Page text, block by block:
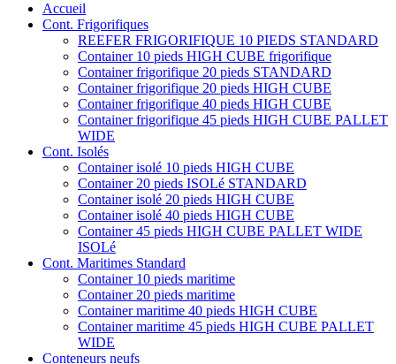
Accueil
Cont. Frigorifiques
REEFER FRIGORIFIQUE 10 PIEDS STANDARD
Container 10 pieds HIGH CUBE frigorifique
Container frigorifique 20 pieds STANDARD
Container frigorifique 20 pieds HIGH CUBE
Container frigorifique 40 pieds HIGH CUBE
Container frigorifique 45 pieds HIGH CUBE PALLET
WIDE
Cont. Isolés
Container isolé 10 pieds HIGH CUBE
Container 20 pieds ISOLé STANDARD
Container isolé 20 pieds HIGH CUBE
Container isolé 40 pieds HIGH CUBE
Container 45 pieds HIGH CUBE PALLET WIDE
ISOLé
Cont. Maritimes Standard
Container 10 pieds maritime
Container 20 pieds maritime
Container maritime 40 pieds HIGH CUBE
Container maritime 45 pieds HIGH CUBE PALLET
WIDE
Conteneurs neufs